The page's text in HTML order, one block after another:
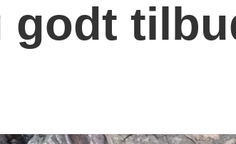
godt